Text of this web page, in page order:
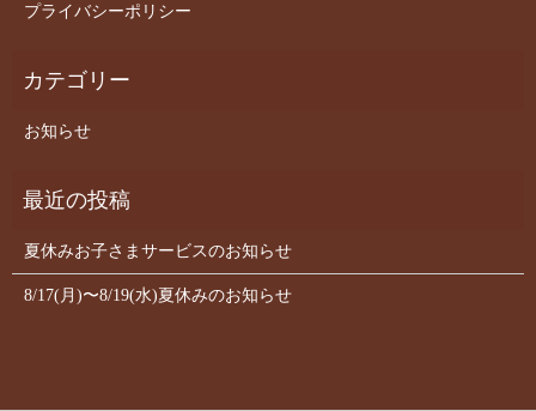
プライバシーポリシー
お知らせ
夏休みお子さまサービスのお知らせ
8/17(月)〜8/19(水)夏休みのお知らせ